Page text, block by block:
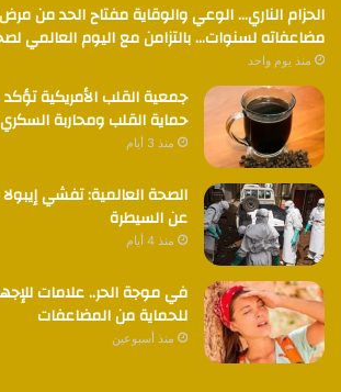
الحزام الناري… الوعي والوقاية مفتاح الحد من
مضاعفاته لسنوات… بالتزامن مع اليوم العالمي
منذ يوم واحد
جمعية القلب الأمريكية
حماية القلب ومحاربة
منذ 3 أيام
الصحة العالمية: تفشي
عن السيطرة
منذ 4 أيام
في موجة الحر.. علامات
للحماية من المضاعفات
منذ أسبوعين